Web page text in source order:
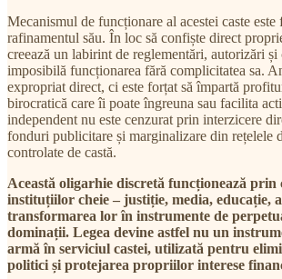
Mecanismul de funcționare al acestei caste este
rafinamentul său. În loc să confiște direct
creează un labirint de reglementări, autorizări și
imposibilă funcționarea fără complicitatea sa.
expropriat direct, ci este forțat să împartă
birocratică care îi poate îngreuna sau facilita
independent nu este cenzurat prin interzicere
fonduri publicitare și marginalizare din rețelele
controlate de castă.
Această oligarhie discretă funcționează prin
instituțiilor cheie – justiție, media, educație,
transformarea lor în instrumente de
dominații. Legea devine astfel nu un
armă în serviciul castei, utilizată pentru
politici și protejarea propriilor interese